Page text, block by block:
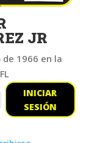
JR
1966 en la
INICIAR
SESIÓN